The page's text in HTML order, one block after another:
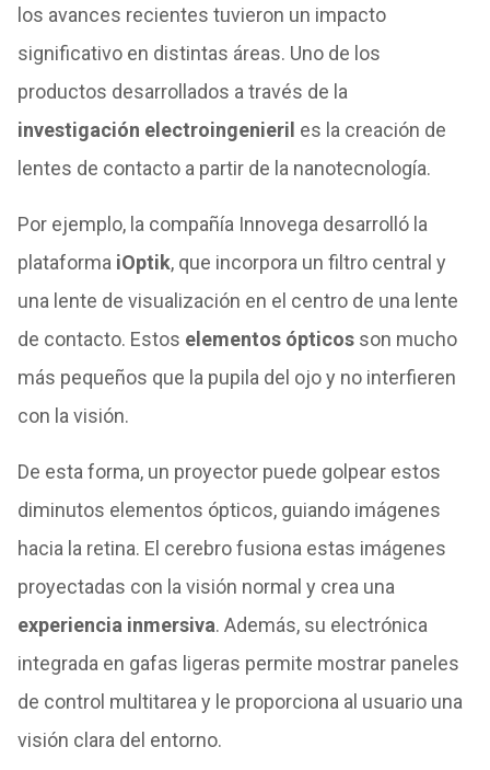
los avances recientes tuvieron un impacto
significativo en distintas áreas. Uno de los
productos desarrollados a través de la
investigación electroingenieril es la creación de
lentes de contacto a partir de la nanotecnología.
Por ejemplo, la compañía Innovega desarrolló la
plataforma iOptik, que incorpora un filtro central y
una lente de visualización en el centro de una lente
de contacto. Estos elementos ópticosson mucho
más pequeños que la pupila del ojo y no interfieren
con la visión.
De esta forma, un proyector puede golpear estos
diminutos elementos ópticos, guiando imágenes
hacia la retina. El cerebro fusiona estas imágenes
proyectadas con la visión normal y crea una
experiencia inmersiva. Además, su electrónica
integrada en gafas ligeras permite mostrar paneles
de control multitarea y le proporciona al usuario una
visión clara del entorno.